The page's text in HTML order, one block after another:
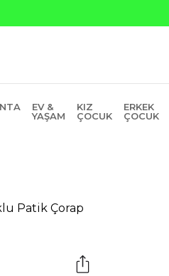
EV &
YAŞAM
KIZ
ÇOCUK
ERKEK
ÇOCUK
Patik Çorap